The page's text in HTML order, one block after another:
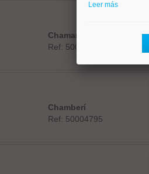
Chamartín
Ref: 50004758
Chamberí
Ref: 50004795
Leer más